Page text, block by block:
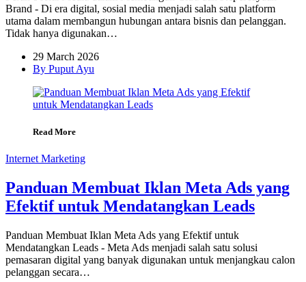
Brand - Di era digital, sosial media menjadi salah satu platform
utama dalam membangun hubungan antara bisnis dan pelanggan.
Tidak hanya digunakan…
29 March 2026
By Puput Ayu
Read More
Internet Marketing
Panduan Membuat Iklan Meta Ads yang
Efektif untuk Mendatangkan Leads
Panduan Membuat Iklan Meta Ads yang Efektif untuk
Mendatangkan Leads - Meta Ads menjadi salah satu solusi
pemasaran digital yang banyak digunakan untuk menjangkau calon
pelanggan secara…